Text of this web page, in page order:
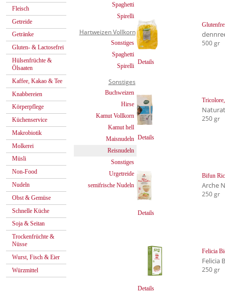
Fleisch
Getreide
Getränke
Gluten- & Lactosefrei
Hülsenfrüchte &
Ölsaaten
Kaffee, Kakao & Tee
Knabbereien
Körperpflege
Küchenservice
Makrobiotik
Molkerei
Müsli
Non-Food
Nudeln
Obst & Gemüse
Schnelle Küche
Soja & Seitan
Trockenfrüchte &
Nüsse
Wurst, Fisch & Eier
Würzmittel
Spaghetti
Spirelli
Hartweizen Vollkorn
Sonstiges
Spaghetti
Spirelli
Sonstiges
Buchweizen
Hirse
Kamut Vollkorn
Kamut hell
Maisnudeln
Reisnudeln
Sonstiges
Urgetreide
semifrische Nudeln
Details
500 gr
Details
250 gr
Details
Bifun
Arche
250 gr
Details
Felicia
Felicia
250 gr